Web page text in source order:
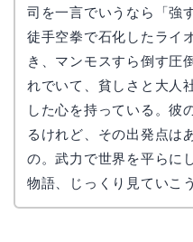
司を一言でいうなら「強
徒手空拳で石化したライ
き、マンモスすら倒す圧
れでいて、貧しさと大人
した心を持っている。彼
るけれど、その出発点は
の。武力で世界を平らに
物語、じっくり見ていこ